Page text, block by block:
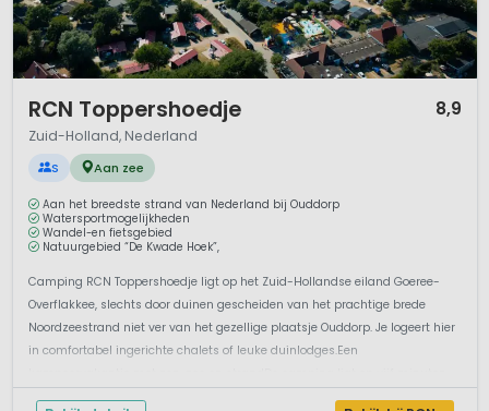
RCN Toppershoedje 8,9
Zuid-Holland, Nederland
S Aan zee
Aan het breedste strand van Nederland bij Ouddorp
Watersportmogelijkheden
Wandel-en fietsgebied
Natuurgebied “De Kwade Hoek”,
Camping RCN Toppershoedje ligt op het Zuid-Hollandse eiland Goeree-
Overflakkee, slechts door duinen gescheiden van het prachtige brede
Noordzeestrand niet ver van het gezellige plaatsje Ouddorp. Je logeert hier
in comfortabel ingerichte chalets of leuke duinlodges.Een
loopafstand...